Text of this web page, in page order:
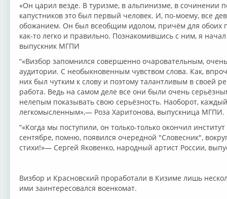
«Он царил везде. В туризме, в альпинизме, в сочинении
капустников это был первый человек. И, по-моему, все
обожанием. Он был всеобщим идолом, причём для обоих
как-то легко и правильно. Познакомившись с ним, я
выпускник МГПИ
“«Визбор запомнился совершенно очаровательным,
аудитории. С необыкновенным чувством слова. Как,
них был чутким к слову и поэтому талантливым в своей
работа. Ведь на самом деле все они были очень
нелепым показывать свою серьёзность. Наоборот,
легкомысленным»,— Роза Харитонова, выпускница МГПИ.
“«Когда мы поступили, он только-только окончил
сентябре, помню, появился очередной "Словесник",
стихи!»— Сергей Яковенко, народный артист России,
Визбор и Красновский проработали в Кизиме лишь
ими заинтересовался военкомат.